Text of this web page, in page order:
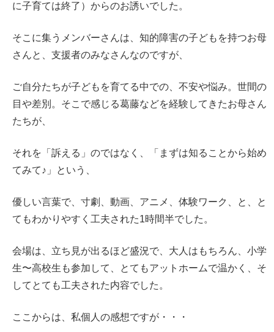
に子育ては終了）からのお誘いでした。
そこに集うメンバーさんは、知的障害の子どもを持つお母
さんと、支援者のみなさんなのですが、
ご自分たちが子どもを育てる中での、不安や悩み。世間の
目や差別。そこで感じる葛藤などを経験してきたお母さん
たちが、
それを「訴える」のではなく、「まずは知ることから始め
てみて♪」という、
優しい言葉で、寸劇、動画、アニメ、体験ワーク、と、と
てもわかりやすく工夫された1時間半でした。
会場は、立ち見が出るほど盛況で、大人はもちろん、小学
生〜高校生も参加して、とてもアットホームで温かく、そ
してとても工夫された内容でした。
ここからは、私個人の感想ですが・・・